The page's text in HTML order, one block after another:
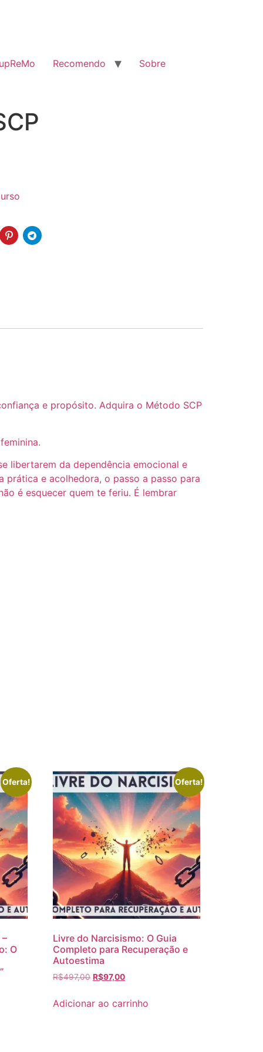
Recomendo Sobre
e propósito. Adquira o Método SCP
libertarem da dependência emocional e
prática e acolhedora, o passo a passo para
é esquecer quem te feriu. É lembrar
Oferta!
O
Oferta!
Livre do Narcisismo: O Guia
Completo para Recuperação e
Autoestima
R$497,00 R$97,00
Adicionar ao carrinho